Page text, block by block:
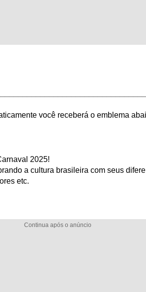
você receberá o emblema
2025!
a cultura brasileira com seus
etc.